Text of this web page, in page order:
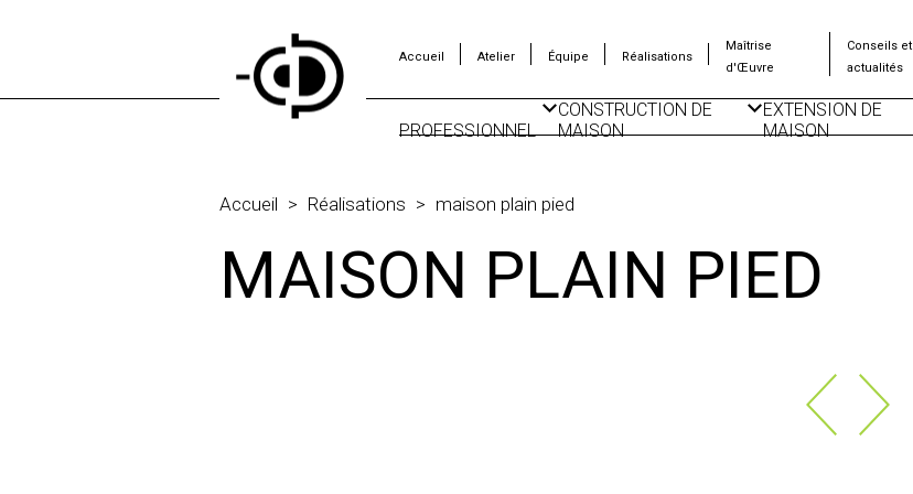
Accueil Atelier Équipe Réalisations
Maîtrise
d'Œuvre
Conseils et
actualités
PROFESSIONNEL
HÔTELS
PROFESSIONNELS
CONSTRUCTION DE
MAISON
COLLECTIFS
EXTENSION DE
MAISON
Accueil > Réalisations > maison plain pied
MAISON PLAIN PIED